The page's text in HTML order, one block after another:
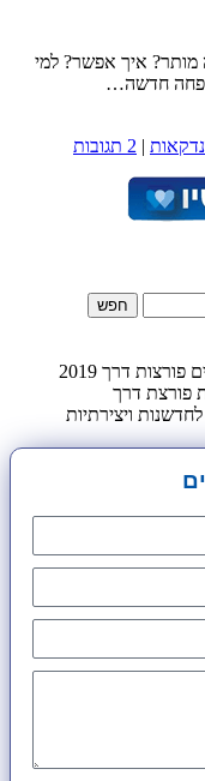
מותר? איך אפשר? למי
חדשה…
| 2 תגובות
זוכת הפרס העולמי INNOVACTION לחדשנות ויצירתיות